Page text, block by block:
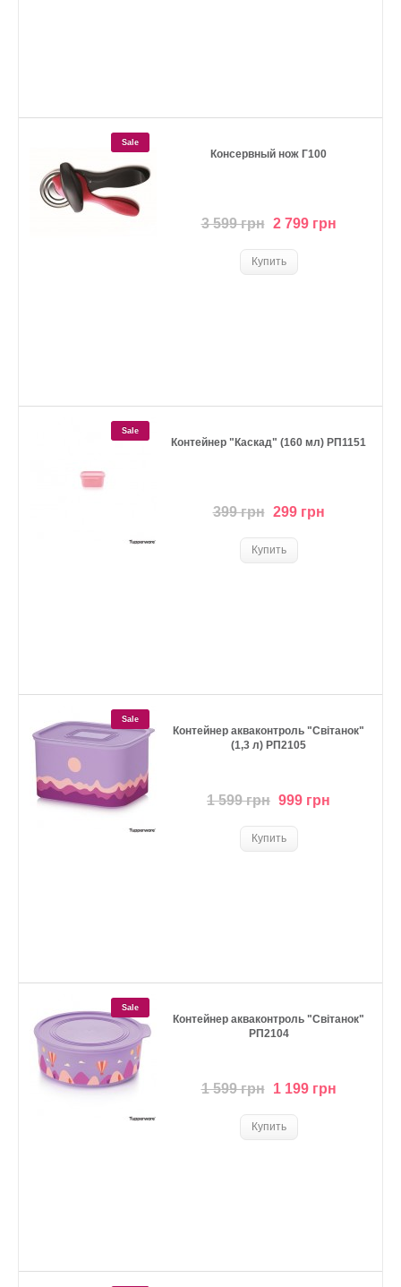
Sale
Консервный нож Г100
3 599 грн 2 799 грн
Sale
Контейнер "Каскад" (160 мл) РП1151
399 грн 299 грн
Sale
Контейнер акваконтроль "Світанок"
(1,3 л) РП2105
1 599 грн 999 грн
Sale
Контейнер акваконтроль "Світанок"
РП2104
1 599 грн 1 199 грн